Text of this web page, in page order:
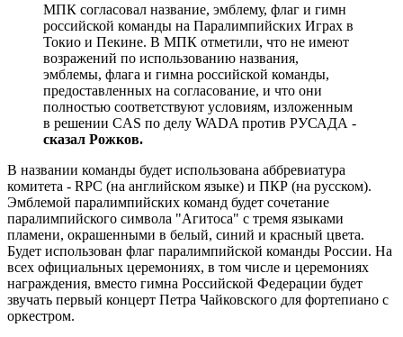
МПК согласовал название, эмблему, флаг и гимн
российской команды на Паралимпийских Играх в
Токио и Пекине. В МПК отметили, что не имеют
возражений по использованию названия,
эмблемы, флага и гимна российской команды,
предоставленных на согласование, и что они
полностью соответствуют условиям, изложенным
в решении CAS по делу WADA против РУСАДА -
сказал Рожков.
В названии команды будет использована аббревиатура
комитета - RPC (на английском языке) и ПКР (на русском).
Эмблемой паралимпийских команд будет сочетание
паралимпийского символа "Агитоса" с тремя языками
пламени, окрашенными в белый, синий и красный цвета.
Будет использован флаг паралимпийской команды России. На
всех официальных церемониях, в том числе и церемониях
награждения, вместо гимна Российской Федерации будет
звучать первый концерт Петра Чайковского для фортепиано с
оркестром.